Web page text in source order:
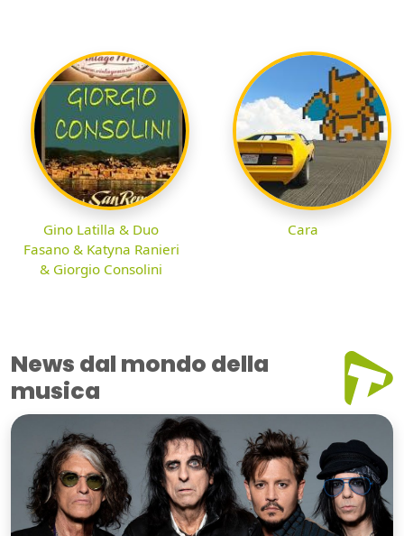
Gino Latilla & Duo
Fasano & Katyna Ranieri
& Giorgio Consolini
Cara
News dal mondo della
musica